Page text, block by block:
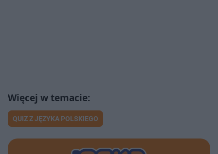
QUIZ Z JĘZYKA POLSKIEGO